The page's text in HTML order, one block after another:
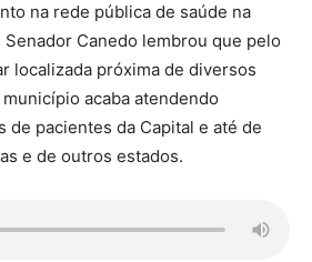
na rede pública de saúde na
Canedo lembrou que pelo
localizada próxima de diversos
acaba atendendo
de pacientes da Capital e até de
e de outros estados.